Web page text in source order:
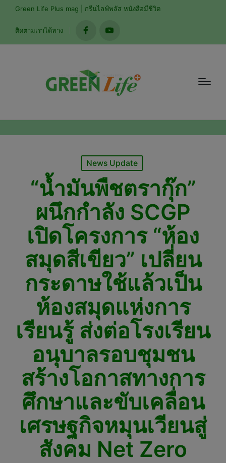
Green Life Plus mag | กรีนไลฟ์พลัส หนังสือมีชีวิต
ติดตามเราได้ทาง
facebookyoutube
Posted
News Update
“น้ำมันพืชตรากุ๊ก”
ผนึกกำลัง SCGP
เปิดโครงการ “ห้อง
สมุดสีเขียว” เปลี่ยน
กระดาษใช้แล้วเป็น
ห้องสมุดแห่งการ
เรียนรู้ ส่งต่อโรงเรียน
อนุบาลรอบชุมชน
สร้างโอกาสทางการ
ศึกษาและขับเคลื่อน
เศรษฐกิจหมุนเวียนสู่
สังคม Net Zero
modal-check